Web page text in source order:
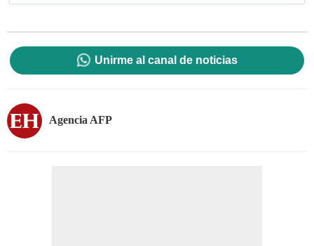
Unirme al canal de noticias
Agencia AFP